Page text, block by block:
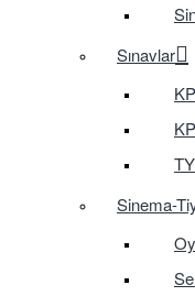
Sınavlar
Sinema-